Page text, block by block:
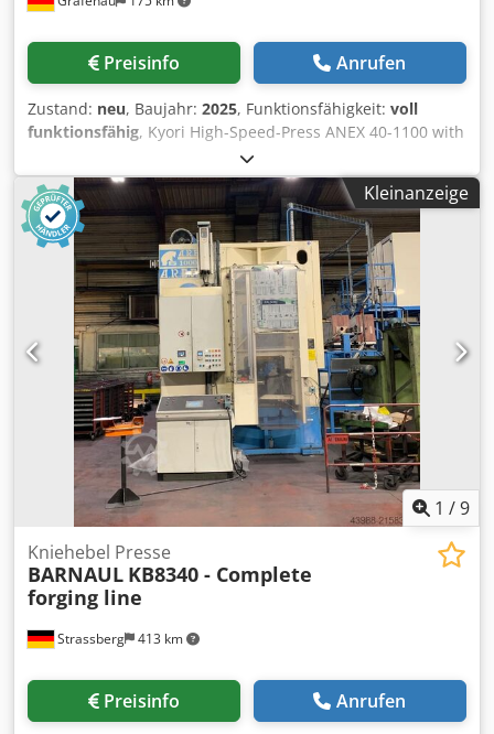
customer-specific error messages - 2 peripheral interfaces
including power supply *Harting Interface 16A *Harting
Interface 32 A - SCHUKO socket outlet 230V 10A
Preisinfo Anrufen
Zustand: neu, Baujahr: 2025, Funktionsfähigkeit: voll
funktionsfähig, Kyori High-Speed-Press ANEX 40-1100 with
fixed stroke Technical specification Capacity 400kN Tool
loading area L-R x F -B 1100 x 600 mm Fixed Stroke length
13 mm (other stroke length can be requested) Speed at
max. 180kg upper die weight (Other upper die weights can
be requested) 13 mm stroke length 1050 SPM Power infeed
76 kVA Servo motor power 47 kW Die shut – height 250 –
300 mm (can be customized) Slide adjustment 50 mm Strip
inlet width max. 200mm Strip inlet height 90 – 150 mm
Additional Information · Highly dynamic, link motion fixe
stroke design · Modern, high-performance press control
PCS100 in modular design Dodpfx Abjydvgts Ueck · Highly
efficient drive technology ensuring lower Co2 footprint ·
Bottom-dead-center position and crank angle position will
not be changed · Industry 4.0 capable via OPC-UA interface
· Press force · Integrated tool monitoring · Integrated servo-
feed-system PV100
Kleinanzeige
1 /9
Strassberg 413 km
Kniehebel Presse
BARNAUL KB8340 - Complete
forging line
Preisinfo Anrufen